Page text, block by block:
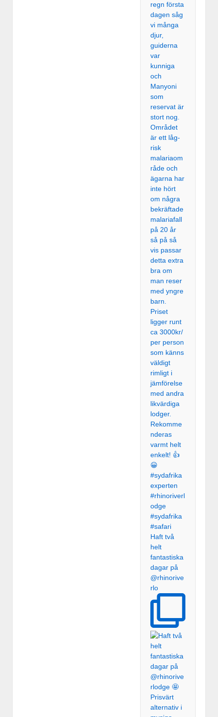
Haft två
helt
fantastiska
dagar på
@rhinorive
rlo